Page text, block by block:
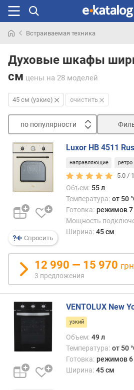
раньше
Встраиваемая техника
Духовые шкафы
см цены на 28 моделей
45 см (узкие) очистить
по популярности
п
о
о
у
л
р
н
с
о
д
ш
е
в
Спросить
Luxor HB 4511
направляющие ретро
5.0 / 1
Объем: 55 л
Температура: от 50
Готовка: режимов 7
Мощность
Ширина: 45 см
12 990 — 15 970
3 предложения
VENTOLUX New
узкий
Объем: 49 л
Температура: от 50
Готовка: режимов 6
Ширина: 45 см